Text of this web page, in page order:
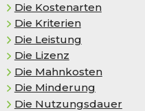
Die Kostenarten
Die Kriterien
Die Leistung
Die Lizenz
Die Mahnkosten
Die Minderung
Die Nutzungsdauer